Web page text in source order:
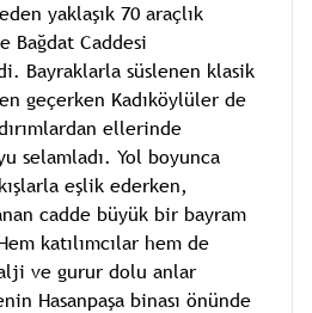
yaklaşık 70 araçlık
Bağdat Caddesi
Bayraklarla süslenen klasik
geçerken Kadıköylüler de
ellerinde
selamladı. Yol boyunca
eşlik ederken,
cadde büyük bir bayram
katılımcılar hem de
ve gurur dolu anlar
Hasanpaşa binası önünde